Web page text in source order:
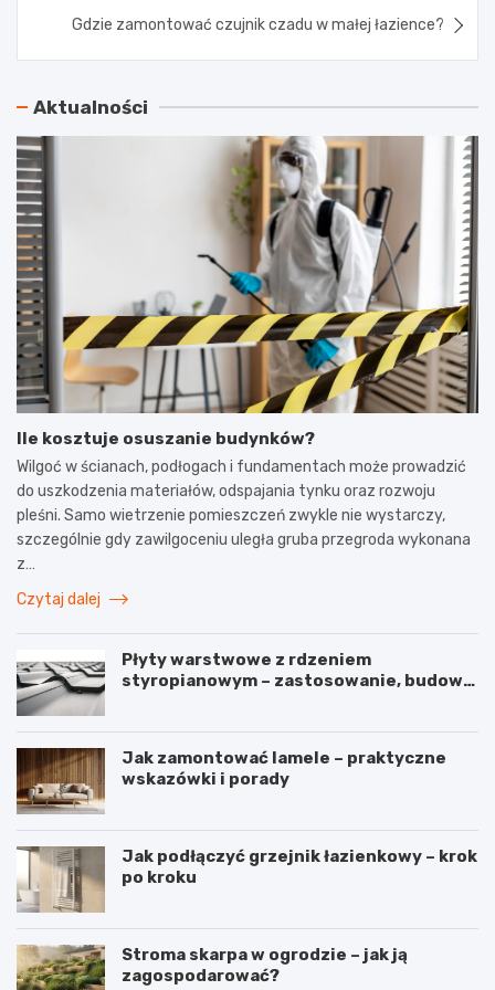
Gdzie zamontować czujnik czadu w małej łazience?
Aktualności
Ile kosztuje osuszanie budynków?
Wilgoć w ścianach, podłogach i fundamentach może prowadzić
do uszkodzenia materiałów, odspajania tynku oraz rozwoju
pleśni. Samo wietrzenie pomieszczeń zwykle nie wystarczy,
szczególnie gdy zawilgoceniu uległa gruba przegroda wykonana
z…
Czytaj dalej
Płyty warstwowe z rdzeniem
styropianowym – zastosowanie, budowa
Jak zamontować lamele – praktyczne
wskazówki i porady
Jak podłączyć grzejnik łazienkowy – krok
po kroku
Stroma skarpa w ogrodzie – jak ją
zagospodarować?